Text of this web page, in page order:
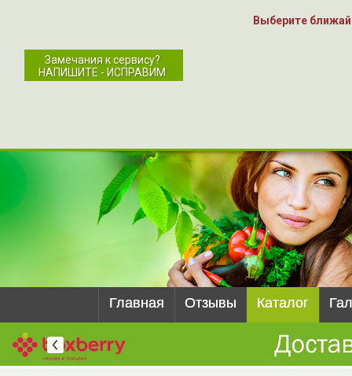
Выберите
Замечания к сервису?
НАПИШИТЕ - ИСПРАВИМ
Главная Отзывы Каталог